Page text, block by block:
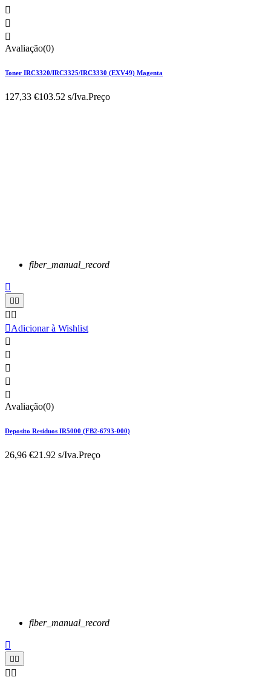



Avaliação(0)
Toner IRC3320/IRC3325/IRC3330 (EXV49) Magenta
127,33 €103.52 s/Iva.Preço
fiber_manual_record

 
 
Adicionar à Wishlist





Avaliação(0)
Deposito Residuos IR5000 (FB2-6793-000)
26,96 €21.92 s/Iva.Preço
fiber_manual_record

 
 